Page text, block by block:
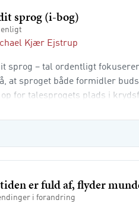
sprog (i-bog)
Kjær Ejstrup
sprog – tal ordentligt
at sproget både formidler
for talesprogets plads i
er fuld af, flyder
i forandring